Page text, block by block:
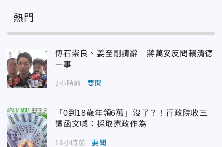
熱門
傳石崇良、姜至剛請辭 蔣萬安反問賴清德
一事
2小時前 要聞
「0到18歲年領6萬」沒了？！行政院收三
讀函文喊：採取憲政作為
16小時前 要聞